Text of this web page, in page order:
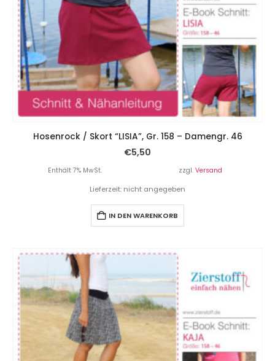
Hosenrock / Skort “LISIA”, Gr. 158 – Damengr. 46
€5,50
Enthält 7% MwSt. zzgl. Versand
Lieferzeit: nicht angegeben
IN DEN WARENKORB